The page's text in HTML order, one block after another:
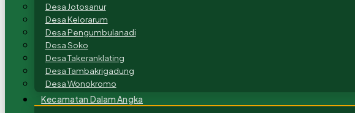
Desa Jotosanur
Desa Kelorarum
Desa Pengumbulanadi
Desa Soko
Desa Takeranklating
Desa Tambakrigadung
Desa Wonokromo
Kecamatan Dalam Angka